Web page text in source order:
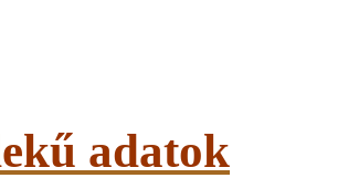
adatok